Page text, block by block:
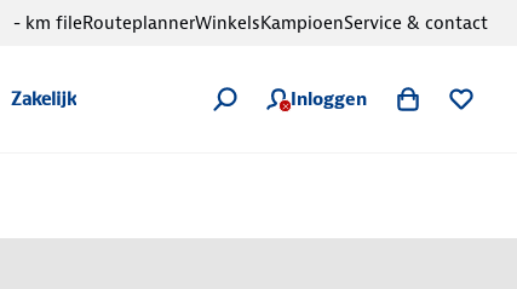
Zakelijk Inloggen
- km fileRouteplannerWinkelsKampioenService & contact